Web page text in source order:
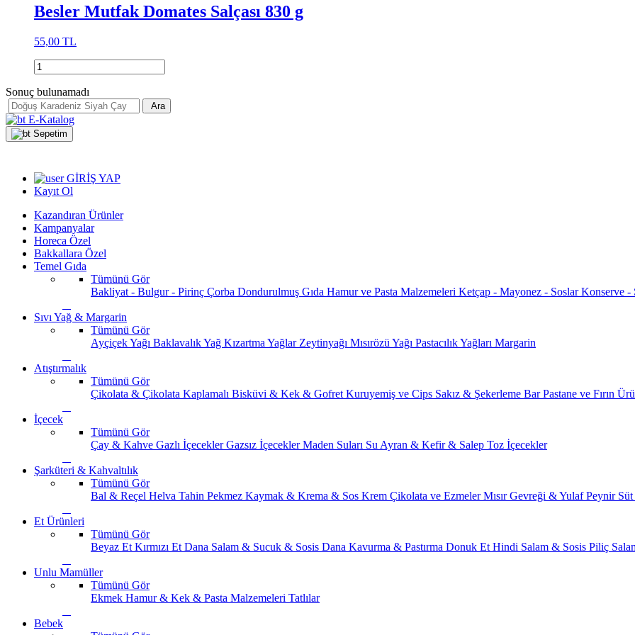
Besler Mutfak Domates Salçası 830 g
55,00 TL
Sonuç bulunamadı
Ara
E-Katalog
Sepetim
GİRİŞ YAP
Kayıt Ol
Kazandıran Ürünler
Kampanyalar
Horeca Özel
Bakkallara Özel
Temel Gıda
Tümünü Gör
Bakliyat - Bulgur - Pirinç Çorba Dondurulmuş Gıda Hamur ve Pasta Malzemeleri Ketçap - Mayonez - SoslarKonserve -
Sıvı Yağ & Margarin
Tümünü Gör
Ayçiçek Yağı Baklavalık Yağ Kızartma Yağlar Zeytinyağı Mısırözü Yağı Pastacılık Yağları Margarin
Atıştırmalık
Tümünü Gör
Çikolata & Çikolata Kaplamalı Bisküvi & Kek & Gofret Kuruyemiş ve Cips Sakız & Şekerleme BarPastane ve Fırın
İçecek
Tümünü Gör
Çay & Kahve Gazlı İçeceklerGazsız İçeceklerMaden Suları Su Ayran & Kefir & Salep Toz İçecekler
Şarküteri & Kahvaltılık
Tümünü Gör
Bal & Reçel Helva Tahin Pekmez Kaymak & Krema & Sos Krem Çikolata ve EzmelerMısır Gevreği & YulafPeynir
Et Ürünleri
Tümünü Gör
Beyaz Et Kırmızı Et Dana Salam & Sucuk & Sosis Dana Kavurma & Pastırma Donuk Et Hindi Salam & Sosis Piliç
Unlu Mamüller
Tümünü Gör
Ekmek Hamur & Kek & Pasta Malzemeleri Tatlılar
Bebek